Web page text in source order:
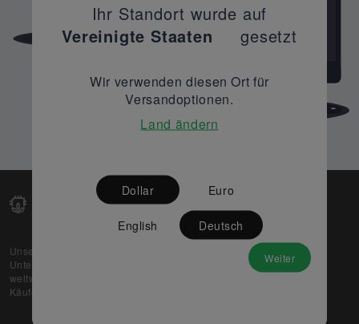
Unsere Web-Plattform unterstützt OEM- und EMS-
Unternehmen dabei, ihre überschüssigen Lagerbestände
weltweit zu verkaufen und gleichzeitig den potenziellen
Käufern beste Preise und Qualität zu bieten.
Partner
Ihr Standort wurde auf
Vereinigte Staaten
gesetzt
Wir verwenden diesen Ort für
Versandoptionen.
Land ändern
Dollar Euro
English Deutsch
Weiter